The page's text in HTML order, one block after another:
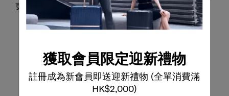
獲取會員限定迎新禮物
註冊成為新會員即送迎新禮物 (全單消費滿
HK$2,000)
更全面的準備，都能輕鬆應對。